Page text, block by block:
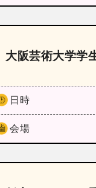
大阪芸術大学学
日時
会場